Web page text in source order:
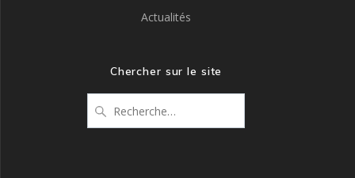
Actualités
Chercher sur le site
pour